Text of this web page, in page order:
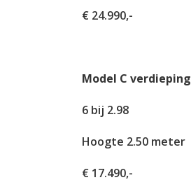
€ 24.990,-
Model C verdieping
6 bij 2.98
Hoogte 2.50 meter
€ 17.490,-